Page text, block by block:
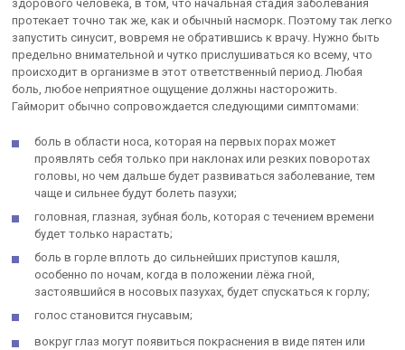
здорового человека, в том, что начальная стадия заболевания
протекает точно так же, как и обычный насморк. Поэтому так легко
запустить синусит, вовремя не обратившись к врачу. Нужно быть
предельно внимательной и чутко прислушиваться ко всему, что
происходит в организме в этот ответственный период. Любая
боль, любое неприятное ощущение должны насторожить.
Гайморит обычно сопровождается следующими симптомами:
боль в области носа, которая на первых порах может
проявлять себя только при наклонах или резких поворотах
головы, но чем дальше будет развиваться заболевание, тем
чаще и сильнее будут болеть пазухи;
головная, глазная, зубная боль, которая с течением времени
будет только нарастать;
боль в горле вплоть до сильнейших приступов кашля,
особенно по ночам, когда в положении лёжа гной,
застоявшийся в носовых пазухах, будет спускаться к горлу;
голос становится гнусавым;
вокруг глаз могут появиться покраснения в виде пятен или